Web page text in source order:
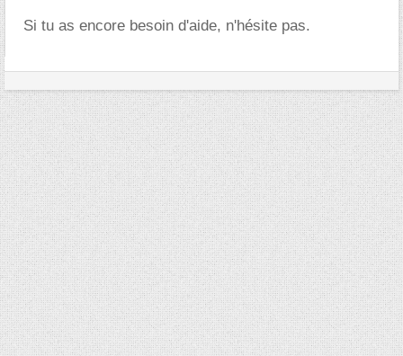
Si tu as encore besoin d'aide, n'hésite pas.